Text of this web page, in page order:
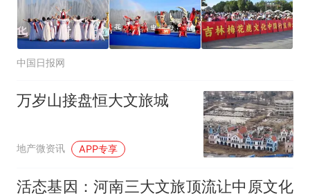
中国日报网
万岁山接盘恒大文旅城
地产微资讯 APP专享
活态基因：河南三大文旅顶流让中原文化